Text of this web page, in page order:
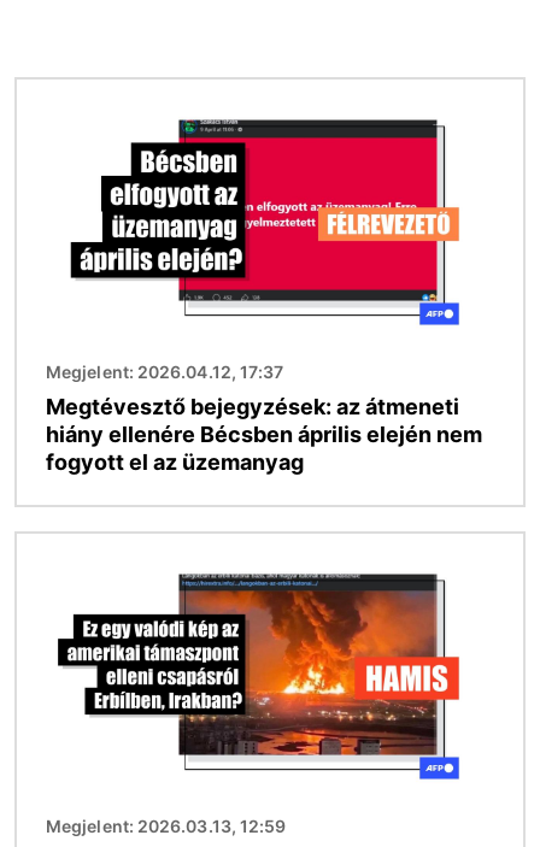
Megjelent: 2026.04.12, 17:37
Megtévesztő bejegyzések: az átmeneti
hiány ellenére Bécsben április elején nem
fogyott el az üzemanyag
Megjelent: 2026.03.13, 12:59